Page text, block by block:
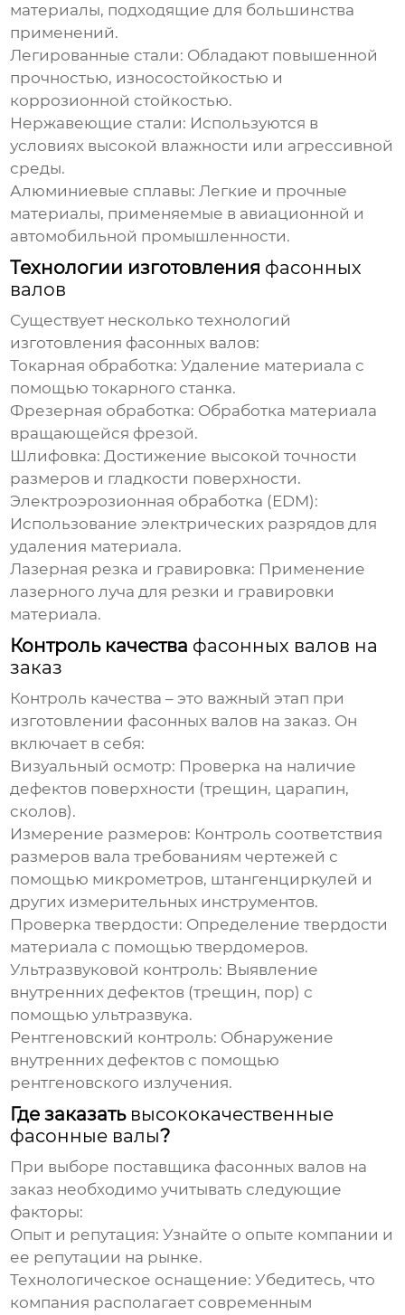
материалы, подходящие для большинства
применений.
Легированные стали: Обладают повышенной
прочностью, износостойкостью и
коррозионной стойкостью.
Нержавеющие стали: Используются в
условиях высокой влажности или агрессивной
среды.
Алюминиевые сплавы: Легкие и прочные
материалы, применяемые в авиационной и
автомобильной промышленности.
Технологии изготовления фасонных
валов
Существует несколько технологий
изготовления фасонных валов:
Токарная обработка: Удаление материала с
помощью токарного станка.
Фрезерная обработка: Обработка материала
вращающейся фрезой.
Шлифовка: Достижение высокой точности
размеров и гладкости поверхности.
Электроэрозионная обработка (EDM):
Использование электрических разрядов для
удаления материала.
Лазерная резка и гравировка: Применение
лазерного луча для резки и гравировки
материала.
Контроль качества фасонных валов на
заказ
Контроль качества – это важный этап при
изготовлении фасонных валов на заказ. Он
включает в себя:
Визуальный осмотр: Проверка на наличие
дефектов поверхности (трещин, царапин,
сколов).
Измерение размеров: Контроль соответствия
размеров вала требованиям чертежей с
помощью микрометров, штангенциркулей и
других измерительных инструментов.
Проверка твердости: Определение твердости
материала с помощью твердомеров.
Ультразвуковой контроль: Выявление
внутренних дефектов (трещин, пор) с
помощью ультразвука.
Рентгеновский контроль: Обнаружение
внутренних дефектов с помощью
рентгеновского излучения.
Где заказать высококачественные
фасонные валы?
При выборе поставщика фасонных валов на
заказ необходимо учитывать следующие
факторы:
Опыт и репутация: Узнайте о опыте компании и
ее репутации на рынке.
Технологическое оснащение: Убедитесь, что
компания располагает современным